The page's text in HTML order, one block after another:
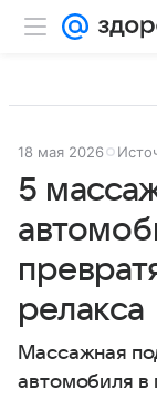
18 мая 2026
5
релакса
Массажная
автомобиля в